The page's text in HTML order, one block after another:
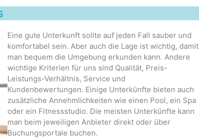
Eine gute Unterkunft sollte auf jeden Fall sauber und
komfortabel sein. Aber auch die Lage ist wichtig, damit
man bequem die Umgebung erkunden kann. Andere
wichtige Kriterien für uns sind Qualität, Preis-
Leistungs-Verhältnis, Service und
Kundenbewertungen. Einige Unterkünfte bieten auch
zusätzliche Annehmlichkeiten wie einen Pool, ein Spa
oder ein Fitnessstudio. Die meisten Unterkünfte kann
man beim jeweiligen Anbieter direkt oder über
Buchungsportale buchen.